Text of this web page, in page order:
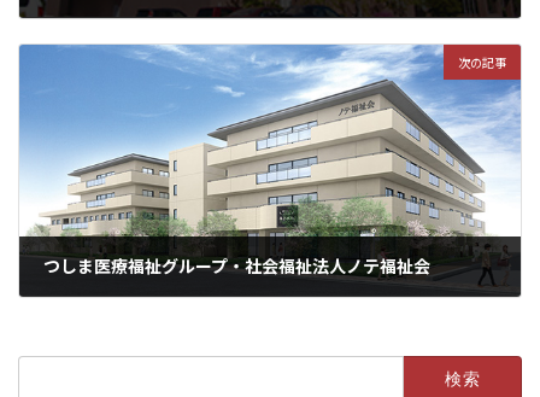
次の記事
つしま医療福祉グループ・社会福祉法人ノテ福祉会